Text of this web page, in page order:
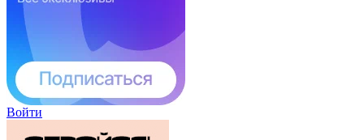
Войти